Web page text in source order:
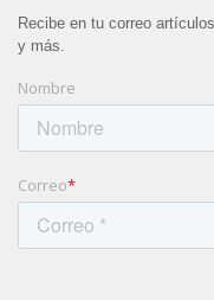
Recibe en tu correo
y más.
Nombre
Correo*